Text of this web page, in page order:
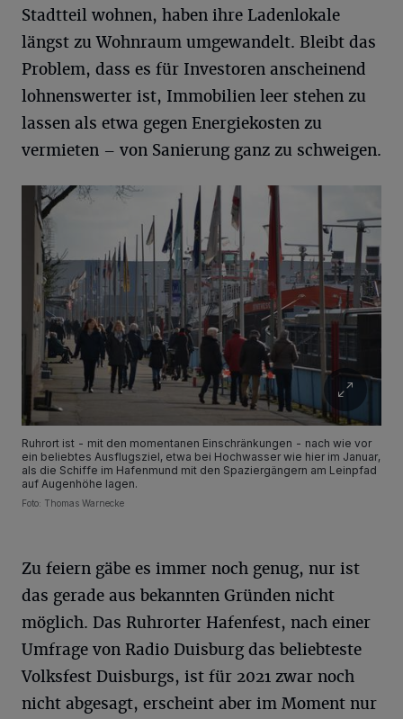
Stadtteil wohnen, haben ihre Ladenlokale
längst zu Wohnraum umgewandelt. Bleibt das
Problem, dass es für Investoren anscheinend
lohnenswerter ist, Immobilien leer stehen zu
lassen als etwa gegen Energiekosten zu
vermieten – von Sanierung ganz zu schweigen.
Ruhrort ist - mit den momentanen Einschränkungen - nach wie vor
ein beliebtes Ausflugsziel, etwa bei Hochwasser wie hier im Januar,
als die Schiffe im Hafenmund mit den Spaziergängern am Leinpfad
auf Augenhöhe lagen.
Foto: Thomas Warnecke
Zu feiern gäbe es immer noch genug, nur ist
das gerade aus bekannten Gründen nicht
möglich. Das Ruhrorter Hafenfest, nach einer
Umfrage von Radio Duisburg das beliebteste
Volksfest Duisburgs, ist für 2021 zwar noch
nicht abgesagt, erscheint aber im Moment nur